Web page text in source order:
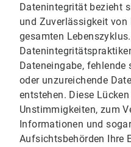
Datenintegrität bezieht
und Zuverlässigkeit von
gesamten
Dateneingabe, fehlende
oder unzureichende
entstehen. Diese
Unstimmigkeiten, zum
Informationen und
Aufsichtsbehörden Ihre